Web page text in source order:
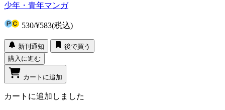
少年・青年マンガ
530/¥583(税込)
新刊通知
後で買う
購入に進む
カートに追加
カートに追加しました